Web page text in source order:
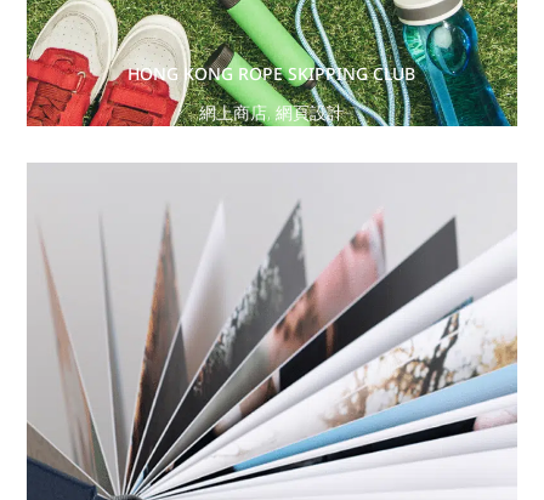
HONG KONG ROPE SKIPPING CLUB
網上商店,網頁設計